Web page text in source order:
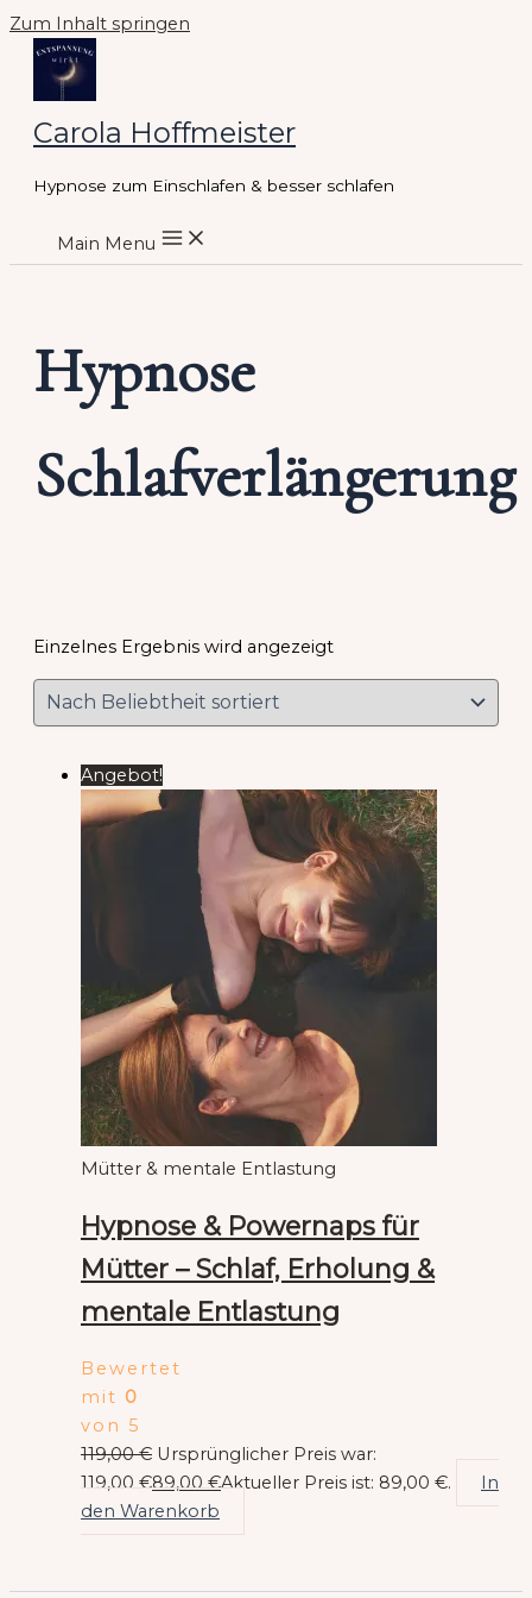
Zum Inhalt springen
Carola Hoffmeister
Hypnose zum Einschlafen & besser schlafen
Main Menu
Hypnose
Schlafverlängerung
Einzelnes Ergebnis wird angezeigt
Angebot!
Mütter & mentale Entlastung
Hypnose & Powernaps für
Mütter – Schlaf, Erholung &
mentale Entlastung
Bewertet
mit 0
von 5
119,00€ Ursprünglicher Preis war:
119,00 €89,00 €Aktueller Preis ist: 89,00 €.
In
den Warenkorb